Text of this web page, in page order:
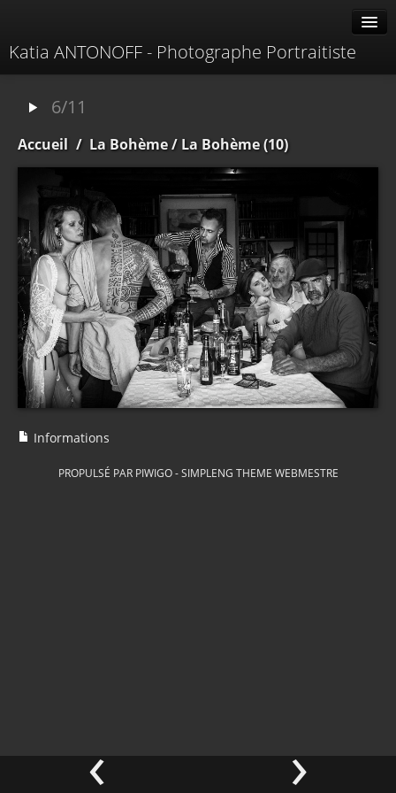
Katia ANTONOFF - Photographe Portraitiste
Contacter
6/11
Accueil / La Bohème/ La Bohème (10)
‹ ›
Informations
PROPULSÉ PAR PIWIGO-SIMPLENG THEME WEBMESTRE